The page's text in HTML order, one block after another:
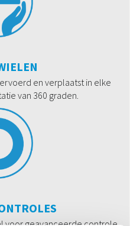
en verplaatst in elke
van 360 graden.
voor geavanceerde controle